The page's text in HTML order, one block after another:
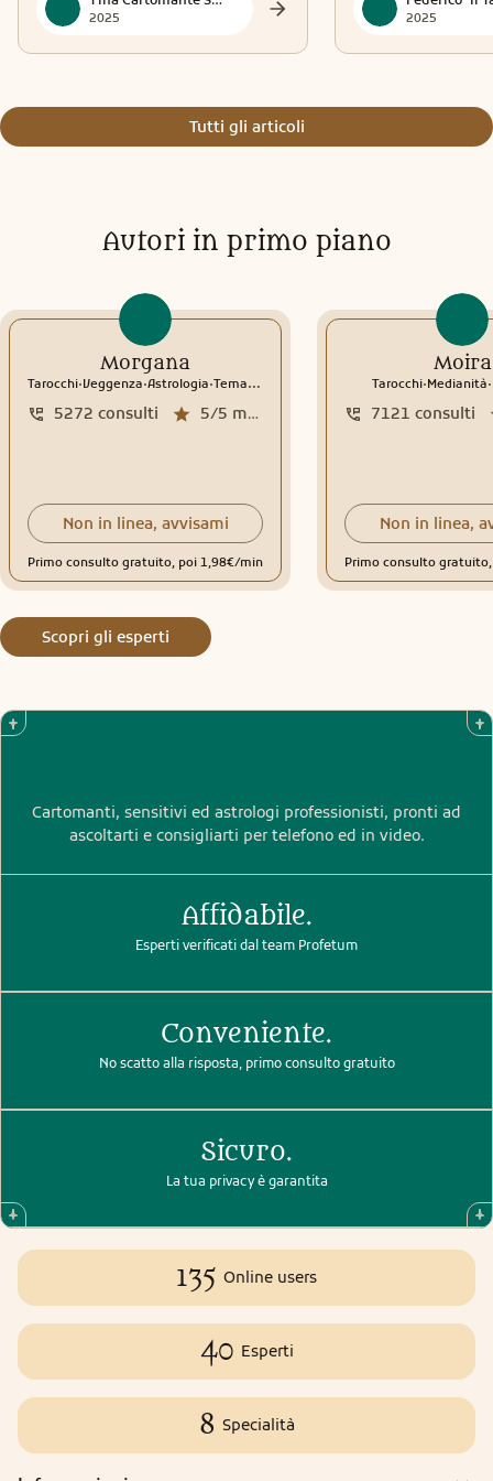
2025 2025
Tutti gli articoli
Autori in primo piano
Morgana
Tarocchi.Veggenza.Astrologia.Tema natale Interpretazione sogni
5/5 media recensioni
5272 consulti
Non in linea, avvisami
Primo consulto gratuito, poi 1,98€/min
Moira
Tarocchi.Medianità.
7121 consulti
Non in linea,
Primo consulto
Scopri gli esperti
Cartomanti, sensitivi ed astrologi professionisti, pronti ad
ascoltarti e consigliarti per telefono ed in video.
Affidabile.
Esperti verificati dal team Profetum
Conveniente.
No scatto alla risposta, primo consulto gratuito
Sicuro.
La tua privacy è garantita
135 Online users
40 Esperti
8 Specialità